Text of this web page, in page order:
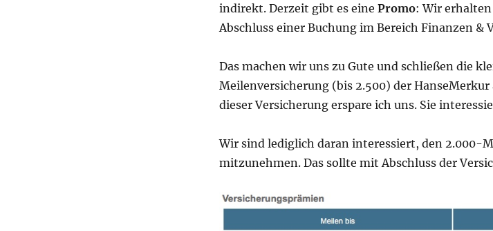
indirekt. Derzeit gibt es eine Promo: Wir erhalten
Abschluss einer Buchung im Bereich Finanzen &
Das machen wir uns zu Gute und schließen die
Meilenversicherung (bis 2.500) der HanseMerkur
dieser Versicherung erspare ich uns. Sie
Wir sind lediglich daran interessiert, den 2.000-
mitzunehmen. Das sollte mit Abschluss der